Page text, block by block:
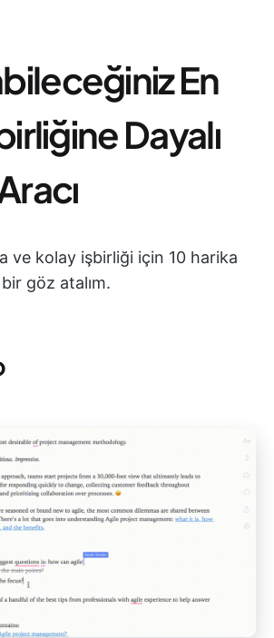
En
Dayalı
ve kolay işbirliği için 10 harika
göz atalım.